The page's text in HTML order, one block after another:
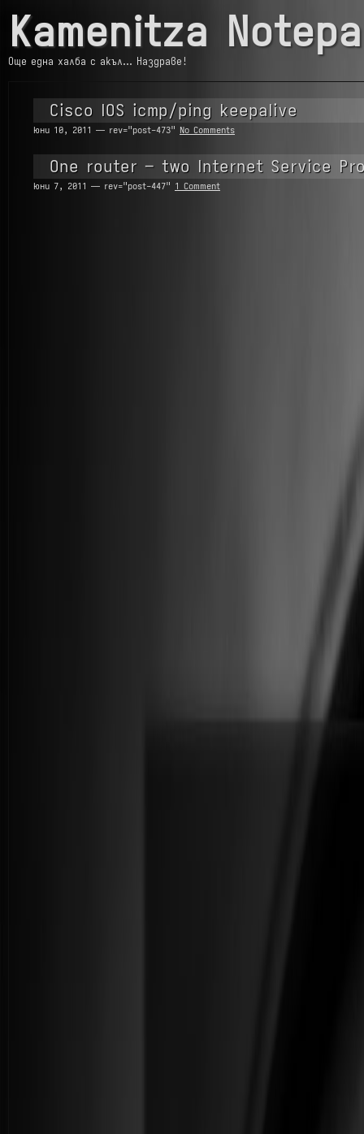
Kamenitza
Още една халба с акъл… Наздраве!
Cisco IOS icmp/ping keepalive
юни 10, 2011 — rev="post-473" No Comments
One router – two Internet Service
юни 7, 2011 — rev="post-447" 1 Comment